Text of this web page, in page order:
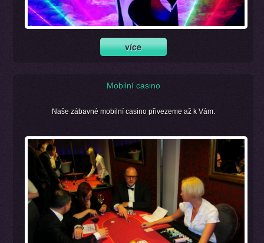
Mobilní casino
Naše zábavné mobilní casino přivezeme až k Vám.